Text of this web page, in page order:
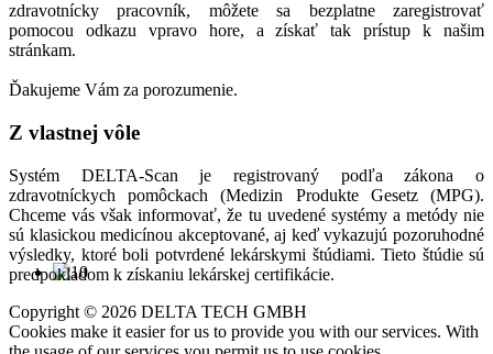
zdravotnícky pracovník, môžete sa bezplatne zaregistrovať
pomocou odkazu vpravo hore, a získať tak prístup k našim
stránkam.
Ďakujeme Vám za porozumenie.
Z vlastnej vôle
Systém DELTA-Scan je registrovaný podľa zákona o
zdravotníckych pomôckach (Medizin Produkte Gesetz (MPG).
Chceme vás však informovať, že tu uvedené systémy a metódy nie
sú klasickou medicínou akceptované, aj keď vykazujú pozoruhodné
výsledky, ktoré boli potvrdené lekárskymi štúdiami. Tieto štúdie sú
predpokladom k získaniu lekárskej certifikácie.
Copyright © 2026 DELTA TECH GMBH
Cookies make it easier for us to provide you with our services. With